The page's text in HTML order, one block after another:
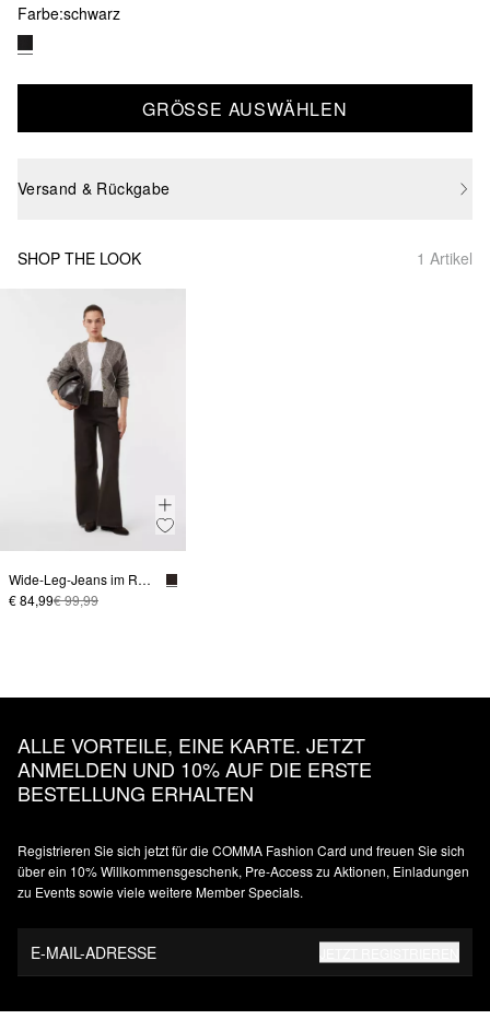
Farbe:schwarz
GRÖSSE AUSWÄHLEN
Versand & Rückgabe
SHOP THE LOOK 1 Artikel
Wide-Leg-Jeans im Relaxed Fit
€ 84,99€ 99,99
ALLE VORTEILE, EINE KARTE. JETZT
ANMELDEN UND 10% AUF DIE ERSTE
BESTELLUNG ERHALTEN
Registrieren Sie sich jetzt für die COMMA Fashion Card und freuen Sie sich
über ein 10% Willkommensgeschenk, Pre-Access zu Aktionen, Einladungen
zu Events sowie viele weitere Member Specials.
E-MAIL-ADRESSE